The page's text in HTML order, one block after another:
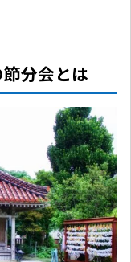
分会とは